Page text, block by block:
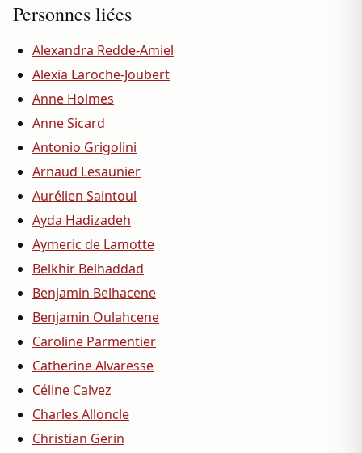
Personnes liées
Alexandra Redde-Amiel
Alexia Laroche-Joubert
Anne Holmes
Anne Sicard
Antonio Grigolini
Arnaud Lesaunier
Aurélien Saintoul
Ayda Hadizadeh
Aymeric de Lamotte
Belkhir Belhaddad
Benjamin Belhacene
Benjamin Oulahcene
Caroline Parmentier
Catherine Alvaresse
Céline Calvez
Charles Alloncle
Christian Gerin